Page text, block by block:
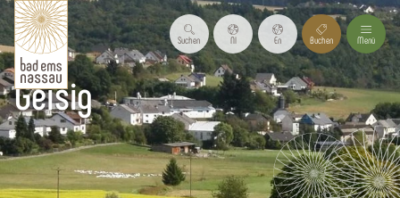
Suchen Nl En Buchen Menü
Geisig